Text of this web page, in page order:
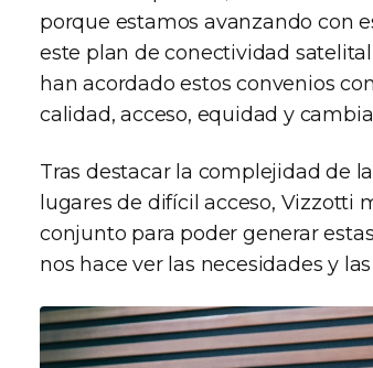
porque estamos avanzando con
este plan de conectividad
han acordado estos convenios
calidad, acceso, equidad y
Tras destacar la complejidad de
lugares de difícil acceso, Vizzotti
conjunto para poder generar
nos hace ver las necesidades y